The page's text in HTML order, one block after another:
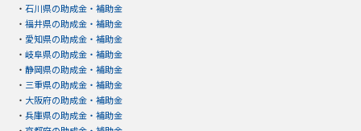
・ 石川県の助成金・補助金
・ 福井県の助成金・補助金
・ 愛知県の助成金・補助金
・ 岐阜県の助成金・補助金
・ 静岡県の助成金・補助金
・ 三重県の助成金・補助金
・ 大阪府の助成金・補助金
・ 兵庫県の助成金・補助金